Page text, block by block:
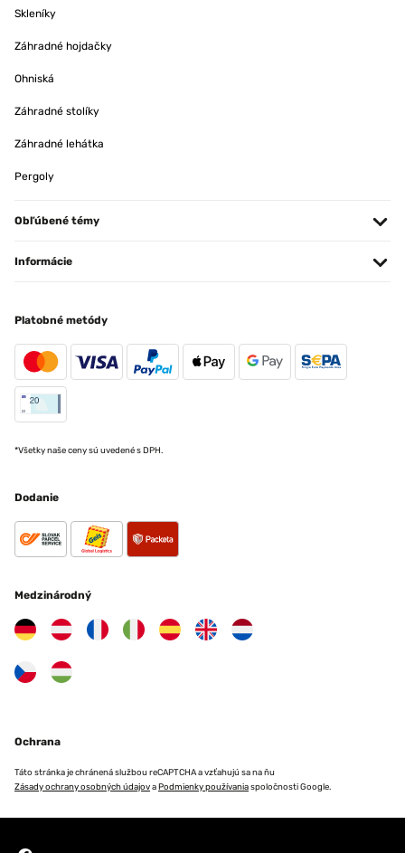
Skleníky
Záhradné hojdačky
Ohniská
Záhradné stolíky
Záhradné lehátka
Pergoly
Obľúbené témy
Informácie
Platobné metódy
*Všetky naše ceny sú uvedené s DPH.
Dodanie
Medzinárodný
Ochrana
Táto stránka je chránená službou reCAPTCHA a vzťahujú sa na ňu
Zásady ochrany osobných údajovaPodmienky používaniaspoločnosti Google.